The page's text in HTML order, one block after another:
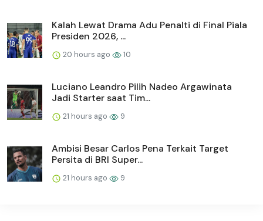
Kalah Lewat Drama Adu Penalti di Final Piala
Presiden 2026, ...
20 hours ago 10
Luciano Leandro Pilih Nadeo Argawinata
Jadi Starter saat Tim...
21 hours ago 9
Ambisi Besar Carlos Pena Terkait Target
Persita di BRI Super...
21 hours ago 9